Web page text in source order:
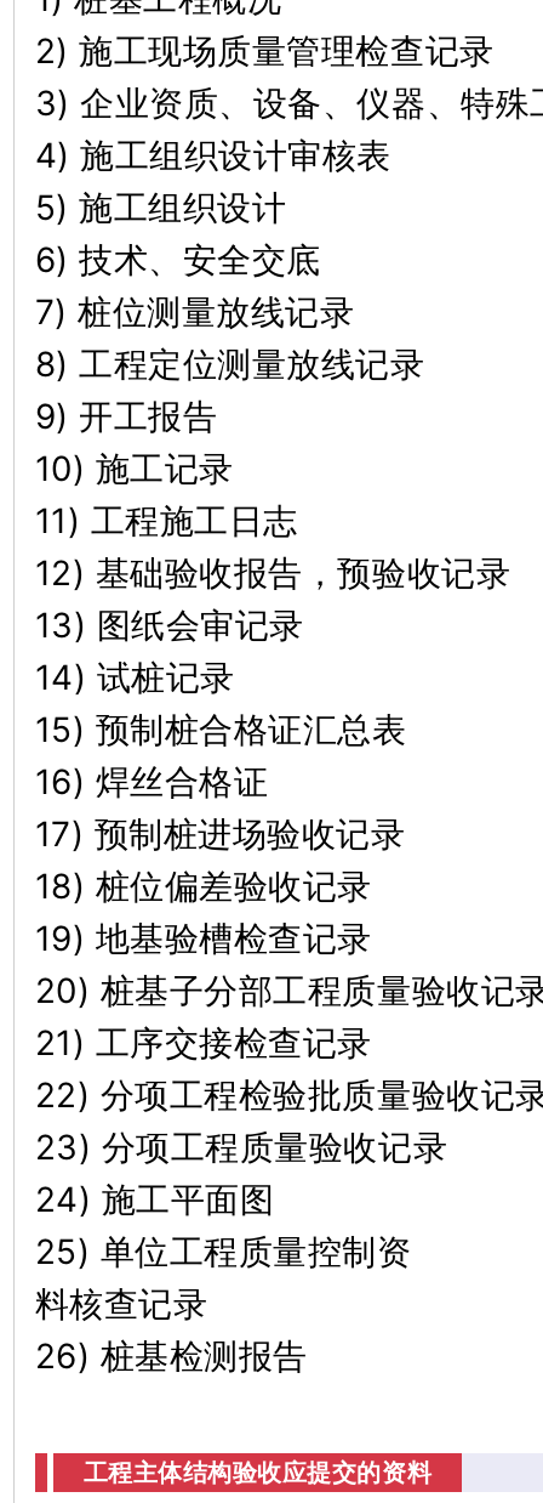
2) 施工现场质量管理检查记录
3) 企业资质、设备、仪器、特殊
4) 施工组织设计审核表
5) 施工组织设计
6) 技术、安全交底
7) 桩位测量放线记录
8) 工程定位测量放线记录
9) 开工报告
10) 施工记录
11) 工程施工日志
12) 基础验收报告，预验收记录
13) 图纸会审记录
14) 试桩记录
15) 预制桩合格证汇总表
16) 焊丝合格证
17) 预制桩进场验收记录
18) 桩位偏差验收记录
19) 地基验槽检查记录
20) 桩基子分部工程质量验收记
21) 工序交接检查记录
22) 分项工程检验批质量验收记
23) 分项工程质量验收记录
24) 施工平面图
25) 单位工程质量控制资
料核查记录
26) 桩基检测报告
工程主体结构验收应提交的资料